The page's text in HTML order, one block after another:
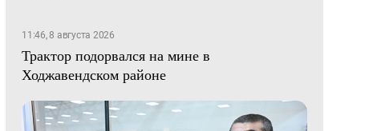
11:46, 8 августа 2026
Трактор подорвался на мине в
Ходжавендском районе